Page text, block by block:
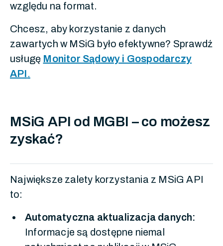
względu na format.
Chcesz, aby korzystanie z danych
zawartych w MSiG było efektywne? Sprawdź
usługę Monitor Sądowy i Gospodarczy
API.
MSiG API od MGBI – co możesz
zyskać?
Największe zalety korzystania z MSiG API
to:
Automatyczna aktualizacja danych:
Informacje są dostępne niemal